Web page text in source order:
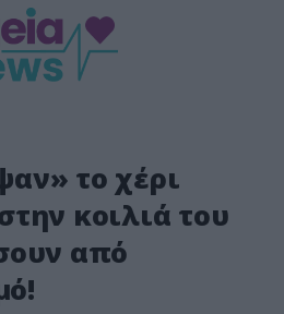
το χέρι
κοιλιά του
από